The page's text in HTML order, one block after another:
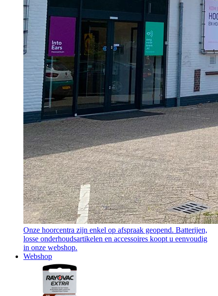
Onze hoorcentra zijn enkel op afspraak geopend. Batterijen,
losse onderhoudsartikelen en accessoires koopt u eenvoudig
in onze webshop.
Webshop